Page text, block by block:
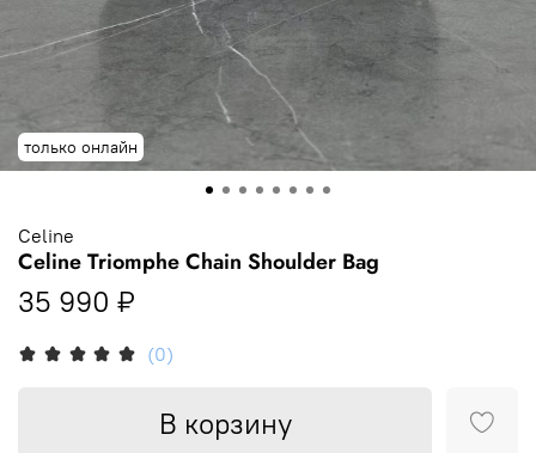
только онлайн
(0)
Celine
Celine Triomphe Chain Shoulder Bag
35 990 ₽
В корзину